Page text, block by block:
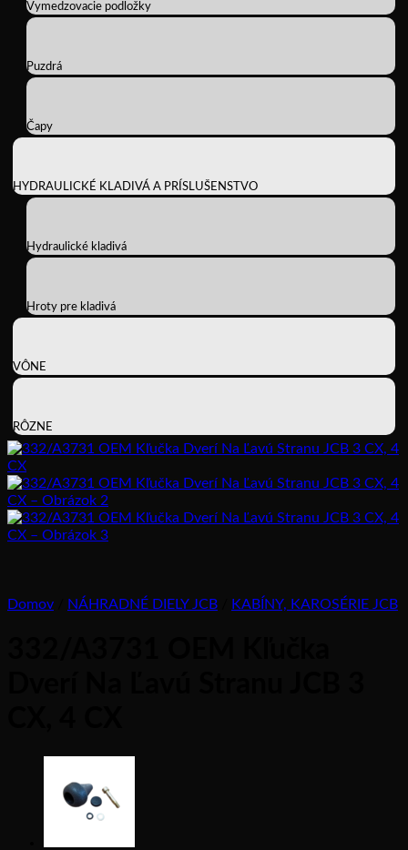
Vymedzovacie podložky
Puzdrá
Čapy
HYDRAULICKÉ KLADIVÁ A PRÍSLUŠENSTVO
Hydraulické kladivá
Hroty pre kladivá
VÔNE
RÔZNE
Domov NÁHRADNÉ DIELY JCB KABÍNY, KAROSÉRIE JCB